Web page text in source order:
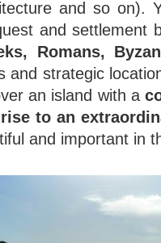
and so on).
and settlement
Romans,
and strategic
an island with a
to an
and important in